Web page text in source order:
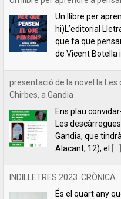
Ens plau
Les
Gandia, que
Alacant, 12), el [...]
INDILLETRES 2023. CRÒNICA.
És el quart any
Llibre
d’Empordà. Una
per nosaltres, és
Filipa Leal recita el poema
RTP2 de Portugal
La poeta Filipa Leal, una de